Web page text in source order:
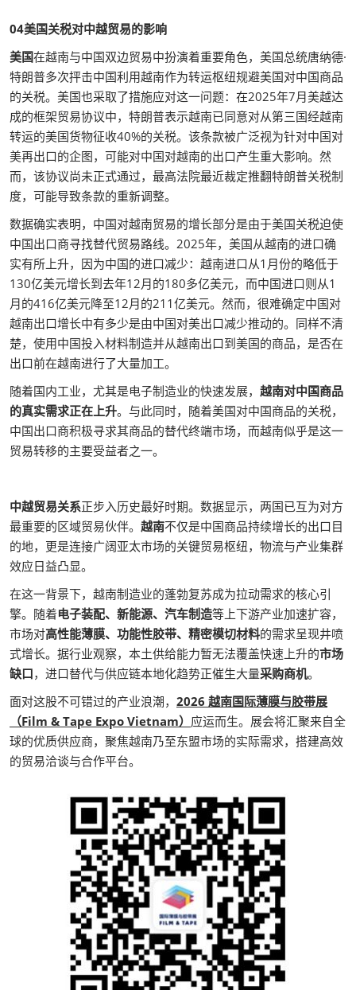
04美国关税对中越贸易的影响
美国在越南与中国双边贸易中扮演着重要角色，美国总统唐纳德·
特朗普多次抨击中国利用越南作为转运枢纽规避美国对中国商品
的关税。美国也采取了措施应对这一问题：在2025年7月美越达
成的框架贸易协议中，特朗普表示越南已同意对从第三国经越南
转运的美国货物征收40%的关税。该条款被广泛视为针对中国对
美再出口的企图，可能对中国对越南的出口产生重大影响。然
而，该协议尚未正式通过，最高法院最近裁定推翻特朗普关税制
度，可能导致条款的重新调整。
数据确实表明，中国对越南贸易的增长部分是由于美国关税迫使
中国出口商寻找替代贸易路线。2025年，美国从越南的进口确
实有所上升，因为中国的进口减少：越南进口从1月份的略低于
130亿美元增长到去年12月的180多亿美元，而中国进口则从1
月的416亿美元降至12月的211亿美元。然而，很难确定中国对
越南出口增长中有多少是由中国对美出口减少推动的。同样不清
楚，使用中国投入材料制造并从越南出口到美国的商品，是否在
出口前在越南进行了大量加工。
随着国内工业，尤其是电子制造业的快速发展， 越南对中国商品
的真实需求正在上升。与此同时，随着美国对中国商品的关税，
中国出口商积极寻求其商品的替代终端市场，而越南似乎是这一
贸易转移的主要受益者之一。
中越贸易关系正步入历史最好时期。数据显示，两国已互为对方
最重要的区域贸易伙伴。 越南不仅是中国商品持续增长的出口目
的地，更是连接广阔亚太市场的关键贸易枢纽，物流与产业集群
效应日益凸显。
在这一背景下，越南制造业的蓬勃复苏成为拉动需求的核心引
擎。随着电子装配、新能源、汽车制造等上下游产业加速扩容，
市场对高性能薄膜、功能性胶带、精密模切材料的需求呈现井喷
式增长。据行业观察，本土供给能力暂无法覆盖快速上升的市场
缺口，进口替代与供应链本地化趋势正催生大量采购商机。
面对这股不可错过的产业浪潮， 2026 越南国际薄膜与胶带展
（Film & Tape Expo Vietnam） 应运而生。展会将汇聚来自全
球的优质供应商，聚焦越南乃至东盟市场的实际需求，搭建高效
的贸易洽谈与合作平台。